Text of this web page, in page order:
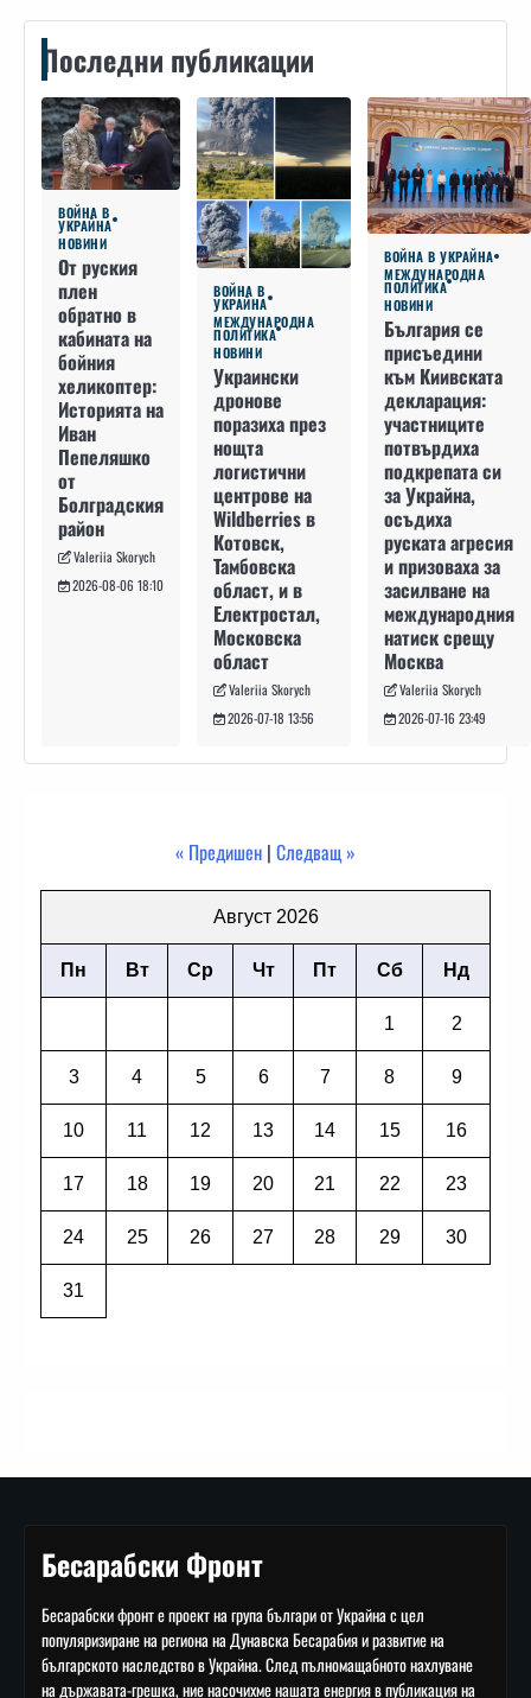
Последни публикации
ВОЙНА В
УКРАЙНА
НОВИНИ
От руския
плен
обратно в
кабината на
бойния
хеликоптер:
Историята на
Иван
Пепеляшко
от
Болградския
район
Valeriia Skorych
2026-08-06 18:10
ВОЙНА В
УКРАЙНА
МЕЖДУНАРОДНА
ПОЛИТИКА
НОВИНИ
Украински
дронове
поразиха през
нощта
логистични
центрове на
Wildberries в
Котовск,
Тамбовска
област, и в
Електростал,
Московска
област
Valeriia Skorych
2026-07-18 13:56
ВОЙНА В УКРАЙНА
МЕЖДУНАРОДНА
ПОЛИТИКА
НОВИНИ
България се
присъедини
към Киивската
декларация:
участниците
потвърдиха
подкрепата си
за Украйна,
осъдиха
руската агресия
и призоваха за
засилване на
международния
натиск срещу
Москва
Valeriia Skorych
2026-07-16 23:49
« Предишен | Следващ »
Август 2026
Пн Вт Ср Чт Пт Сб Нд
1 2
3 4 5 6 7 8 9
10 11 12 13 14 15 16
17 18 19 20 21 22 23
24 25 26 27 28 29 30
31
Бесарабски Фронт
Бесарабски фронт е проект на група българи от Украйна с цел
популяризиране на региона на Дунавска Бесарабия и развитие на
българското наследство в Украйна. След пълномащабното нахлуване
на държавата-грешка, ние насочихме нашата енергия в публикация на